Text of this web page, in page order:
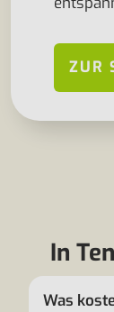
ZUR
In
Was